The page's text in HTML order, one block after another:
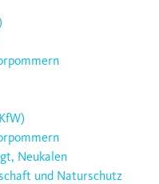
Neukalen
und Naturschutz